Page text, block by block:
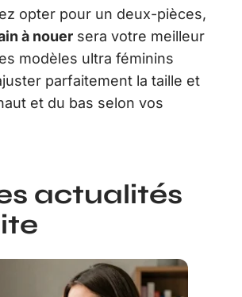
opter pour un deux-pièces,
à nouer sera votre meilleur
modèles ultra féminins
parfaitement la taille et
et du bas selon vos
actualités